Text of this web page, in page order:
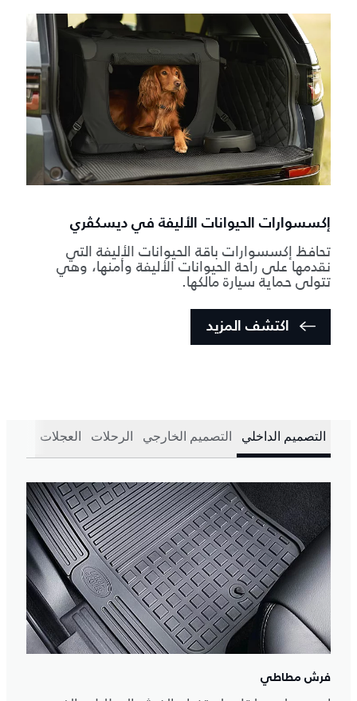
إكسسوارات الحيوانات الأليفة في ديسكڤري
تحافظ إكسسوارات باقة الحيوانات الأليفة التي
نقدمها على راحة الحيوانات الأليفة وأمنها، وهي
تتولى حماية سيارة مالكها.
اكتشف المزيد
التصميم الداخلي التصميم الخارجي الرحلات العجلات
فرش مطاطي